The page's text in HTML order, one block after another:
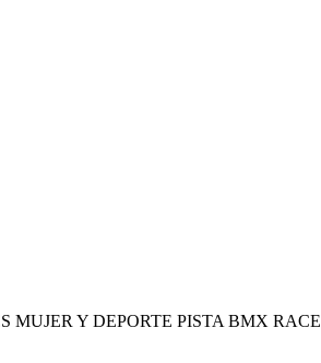
MUJER Y DEPORTE PISTA BMX RACE